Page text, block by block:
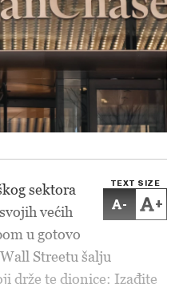
TEXT SIZE
- +
sektora
većih
u gotovo
Streetu šalju
drže te dionice: Izađite